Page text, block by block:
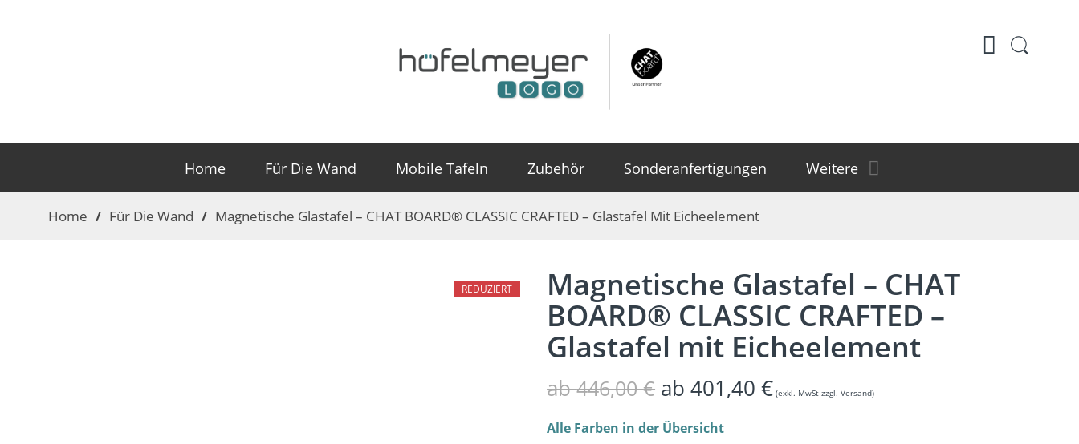
Home Für Die Wand Mobile Tafeln Zubehör Sonderanfertigungen Weitere
Home / Für Die Wand / Magnetische Glastafel – CHAT BOARD® CLASSIC CRAFTED – Glastafel Mit Eicheelement
REDUZIERT Magnetische Glastafel – CHAT
BOARD® CLASSIC CRAFTED –
Glastafel mit Eicheelement
ab446,00€ ab401,40€ (exkl. MwSt zzgl. Versand)
Alle Farben in der Übersicht